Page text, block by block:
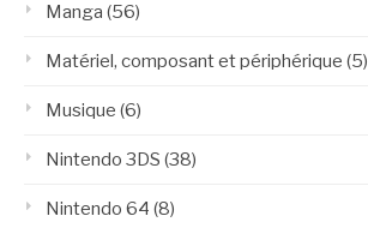
Manga (56)
Matériel, composant et périphérique (5)
Musique (6)
Nintendo 3DS (38)
Nintendo 64 (8)